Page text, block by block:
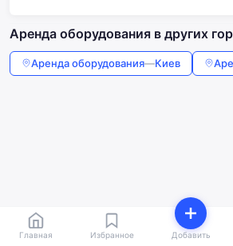
Аренда оборудования в других
Аренда оборудования—Киев
Главная Избранное Добавить